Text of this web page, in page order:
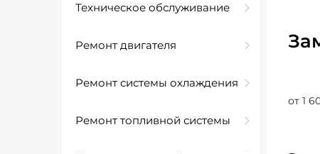
Техническое обслуживание
Ремонт двигателя
Ремонт системы охлаждения
Ремонт топливной системы
от 1